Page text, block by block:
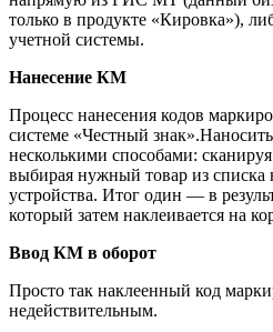
только в продукте «Кировка»),
учетной системы.
Нанесение КМ
Процесс нанесения кодов
системе «Честный
несколькими способами:
выбирая нужный товар из списка
устройства. Итог один — в
который затем наклеивается на
Ввод КМ в оборот
Просто так наклеенный код
недействительным.